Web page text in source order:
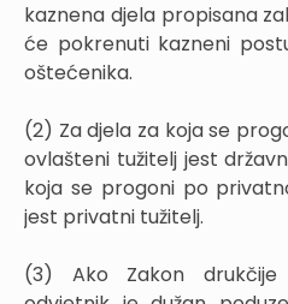
kaznena djela propisana
će pokrenuti kazneni
oštećenika.
(2) Za djela za koja se
ovlašteni tužitelj jest
koja se progoni po
jest privatni tužitelj.
(3) Ako Zakon drukčije